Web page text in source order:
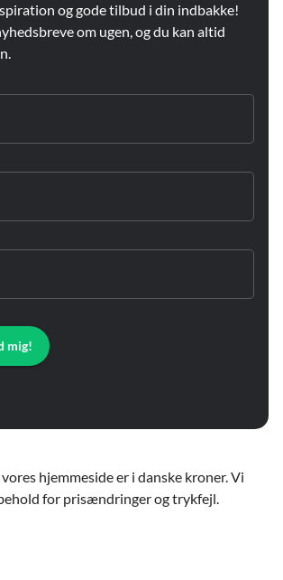
og gode tilbud i din indbakke!
om ugen, og du kan altid
mig!
hjemmeside er i danske kroner. Vi
for prisændringer og trykfejl.